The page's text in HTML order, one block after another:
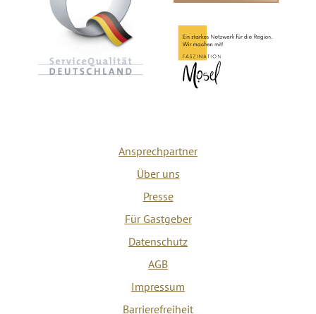
Ansprechpartner
Über uns
Presse
Für Gastgeber
Datenschutz
AGB
Impressum
Barrierefreiheit